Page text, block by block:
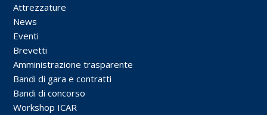
Attrezzature
News
Eventi
Brevetti
Amministrazione trasparente
Bandi di gara e contratti
Bandi di concorso
Workshop ICAR